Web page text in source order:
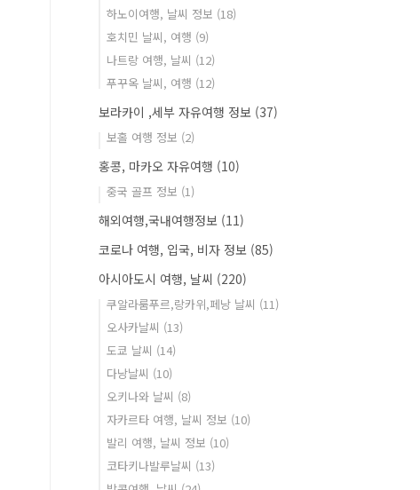
하노이여행, 날씨 정보 (18)
호치민 날씨, 여행 (9)
나트랑 여행, 날씨 (12)
푸꾸옥 날씨, 여행 (12)
보라카이 ,세부 자유여행 정보 (37)
보홀 여행 정보 (2)
홍콩, 마카오 자유여행 (10)
중국 골프 정보 (1)
해외여행,국내여행정보 (11)
코로나 여행, 입국, 비자 정보 (85)
아시아도시 여행, 날씨 (220)
쿠알라룸푸르,랑카위,페낭 날씨 (11)
오사카날씨 (13)
도쿄 날씨 (14)
다낭날씨 (10)
오키나와 날씨 (8)
자카르타 여행, 날씨 정보 (10)
발리 여행, 날씨 정보 (10)
코타키나발루날씨 (13)